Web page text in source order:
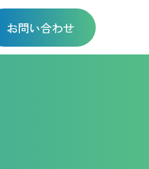
お問い合わせ